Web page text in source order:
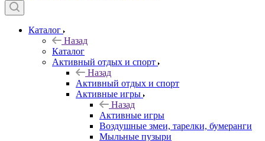
Каталог
Назад
Каталог
Активный отдых и спорт
Назад
Активный отдых и спорт
Активные игры
Назад
Активные игры
Воздушные змеи, тарелки, бумеранги
Мыльные пузыри